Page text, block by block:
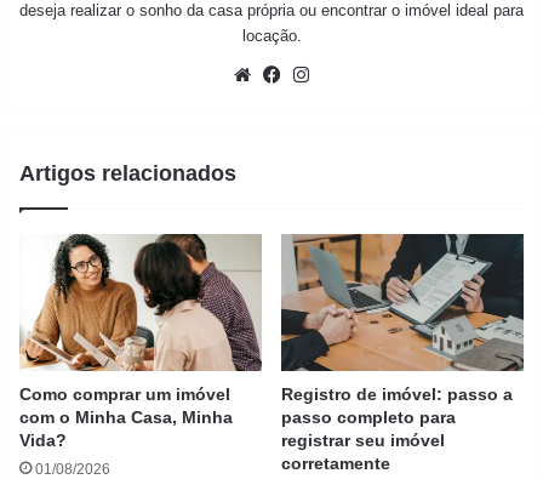
deseja realizar o sonho da casa própria ou encontrar o imóvel ideal para
locação.
WebsiteFacebook
Artigos relacionados
Como comprar um imóvel
com o Minha Casa, Minha
Vida?
01/08/2026
Registro de imóvel: passo a
passo completo para
registrar seu imóvel
corretamente